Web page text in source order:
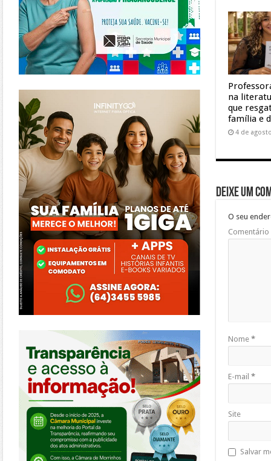
na
que
família e
4 de
Deixe um
O seu
Comentário
Nome *
E-mail *
Site
Salvar
https://www.infinitygo.com.br/
https://morrinhos.go.leg.br/